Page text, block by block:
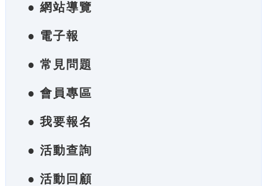
● 網站導覽
● 電子報
● 常見問題
● 會員專區
● 我要報名
● 活動查詢
● 活動回顧